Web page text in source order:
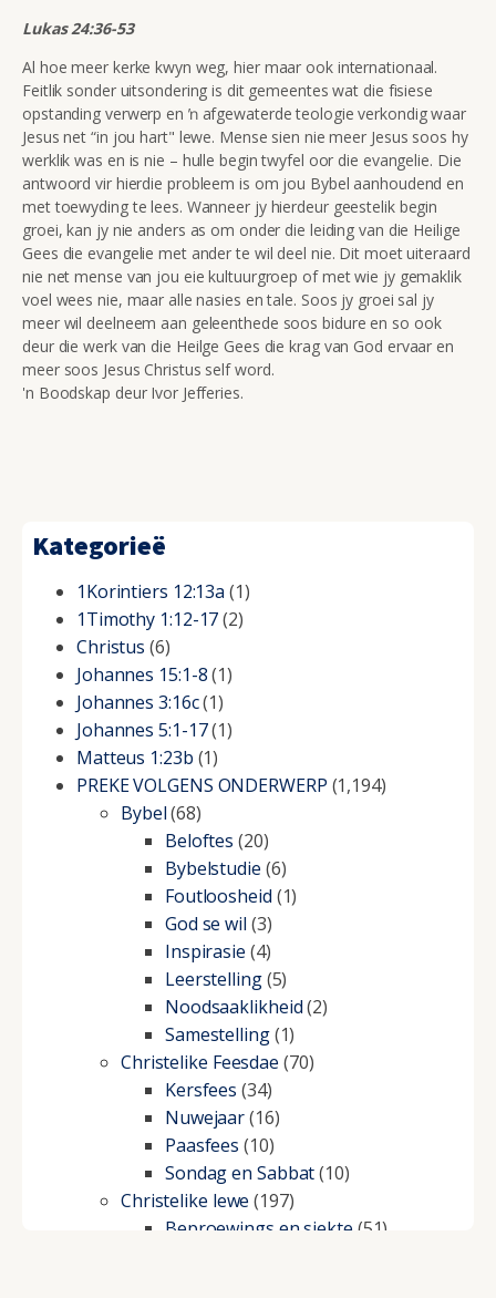
Lukas 24:36-53
Al hoe meer kerke kwyn weg, hier maar ook internationaal.
Feitlik sonder uitsondering is dit gemeentes wat die fisiese
opstanding verwerp en ŉ afgewaterde teologie verkondig waar
Jesus net “in jou hart" lewe. Mense sien nie meer Jesus soos hy
werklik was en is nie – hulle begin twyfel oor die evangelie. Die
antwoord vir hierdie probleem is om jou Bybel aanhoudend en
met toewyding te lees. Wanneer jy hierdeur geestelik begin
groei, kan jy nie anders as om onder die leiding van die Heilige
Gees die evangelie met ander te wil deel nie. Dit moet uiteraard
nie net mense van jou eie kultuurgroep of met wie jy gemaklik
voel wees nie, maar alle nasies en tale. Soos jy groei sal jy
meer wil deelneem aan geleenthede soos bidure en so ook
deur die werk van die Heilge Gees die krag van God ervaar en
meer soos Jesus Christus self word.
'n Boodskap deur Ivor Jefferies.
Kategorieë
1Korintiers 12:13a (1)
1Timothy 1:12-17(2)
Christus (6)
Johannes 15:1-8(1)
Johannes 3:16c(1)
Johannes 5:1-17(1)
Matteus 1:23b (1)
PREKE VOLGENS ONDERWERP (1,194)
Bybel(68)
Beloftes (20)
Bybelstudie (6)
Foutloosheid (1)
God se wil (3)
Inspirasie (4)
Leerstelling(5)
Noodsaaklikheid(2)
Samestelling(1)
Christelike Feesdae (70)
Kersfees (34)
Nuwejaar(16)
Paasfees (10)
Sondag en Sabbat(10)
Christelike lewe (197)
Beproewings en siekte (51)